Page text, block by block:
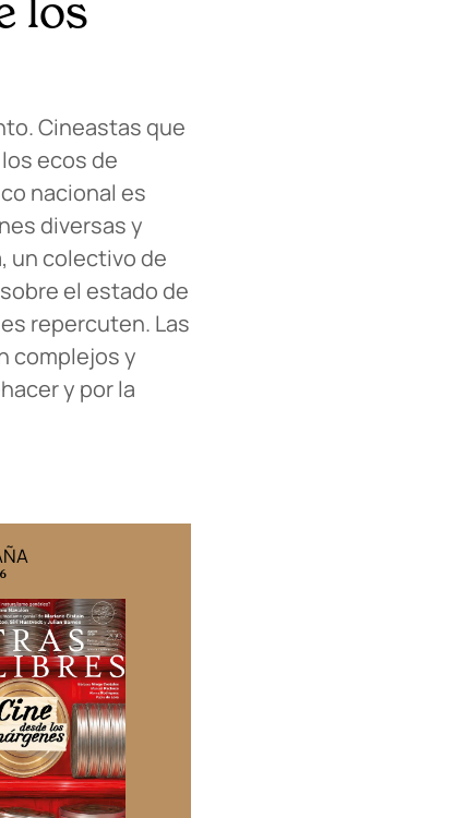
los
Cineastas que
ecos de
nacional es
diversas y
un colectivo de
el estado de
repercuten. Las
complejos y
y por la